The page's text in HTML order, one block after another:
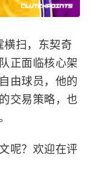
横扫，东契奇
正面临核心架
由球员，他的
交易策略，也
呢？欢迎在评